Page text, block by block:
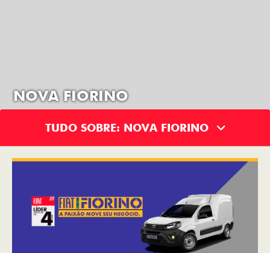
NOVA FIORINO
TUDO SOBRE: NOVA FIORINO